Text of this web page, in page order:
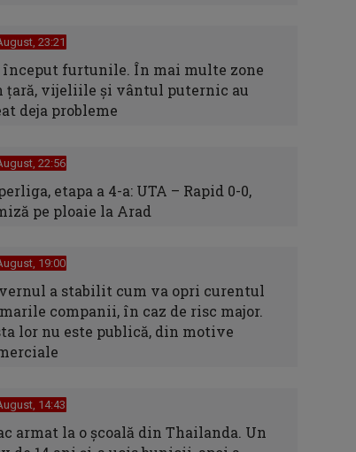
23:21
început furtunile. În mai multe zone
țară, vijeliile și vântul puternic au
deja probleme
22:56
etapa a 4-a: UTA – Rapid 0-0,
pe ploaie la Arad
19:00
a stabilit cum va opri curentul
companii, în caz de risc major.
lor nu este publică, din motive
14:43
armat la o școală din Thailanda. Un